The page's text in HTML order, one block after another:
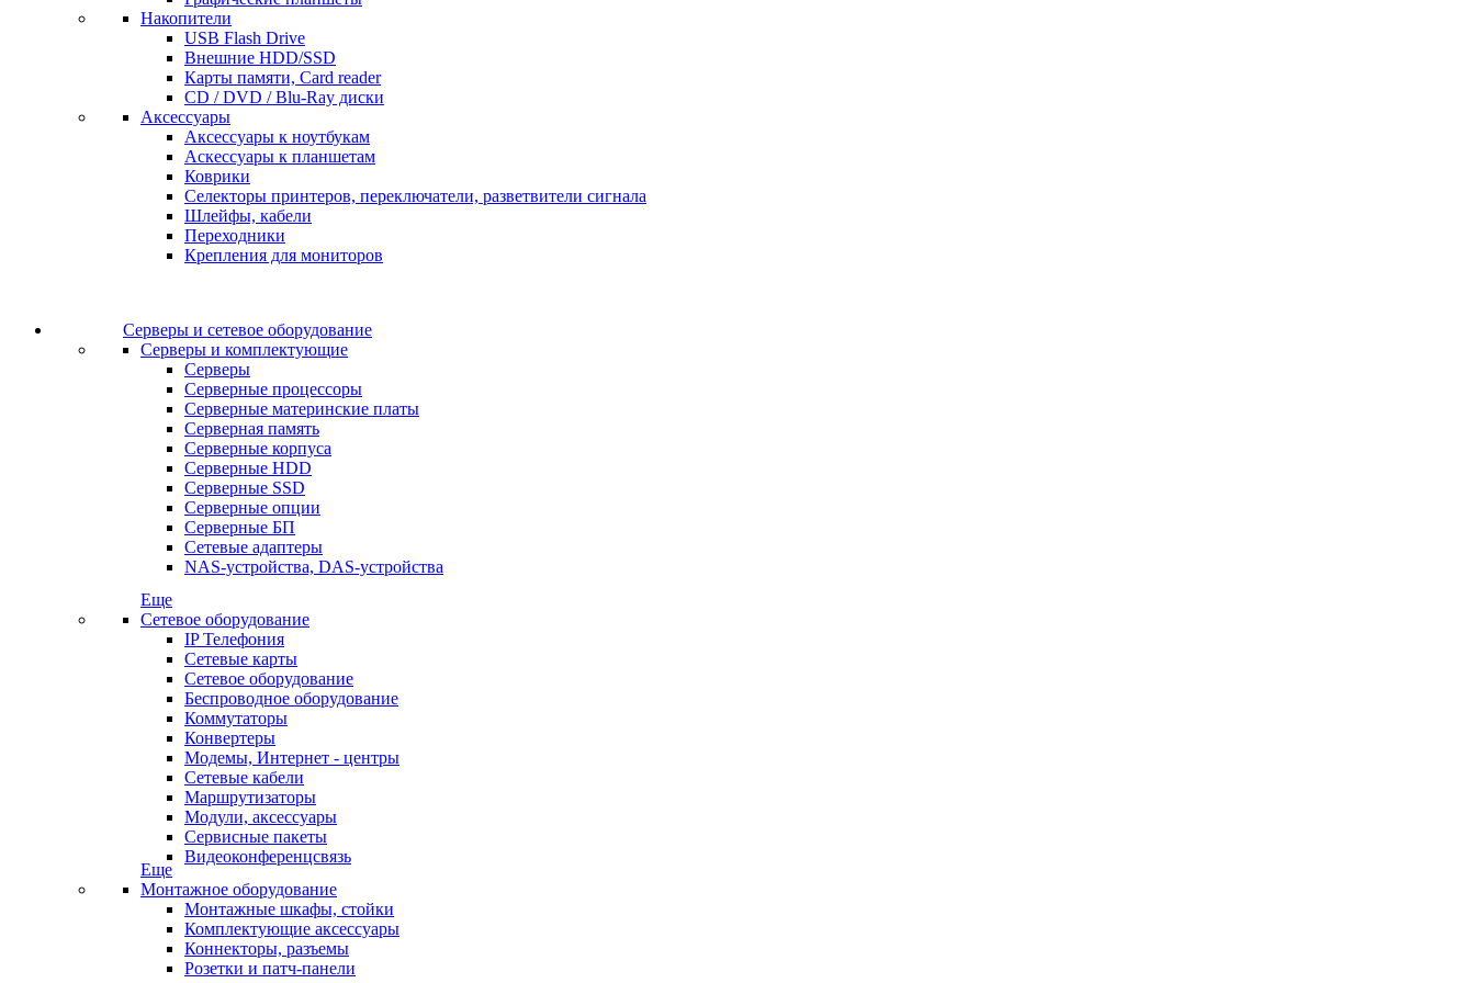
Накопители
USB Flash Drive
Внешние HDD/SSD
Карты памяти, Card reader
CD / DVD / Blu-Ray диски
Аксессуары
Аксессуары к ноутбукам
Аскессуары к планшетам
Коврики
Селекторы принтеров, переключатели, разветвители сигнала
Шлейфы, кабели
Переходники
Крепления для мониторов
Серверы и сетевое оборудование
Серверы и комплектующие
Серверы
Серверные процессоры
Серверные материнские платы
Серверная память
Серверные корпуса
Серверные HDD
Серверные SSD
Серверные опции
Серверные БП
Сетевые адаптеры
NAS-устройства, DAS-устройства
Еще
Сетевое оборудование
IP Телефония
Сетевые карты
Сетевое оборудование
Беспроводное оборудование
Коммутаторы
Конвертеры
Модемы, Интернет - центры
Сетевые кабели
Маршрутизаторы
Модули, аксессуары
Сервисные пакеты
Видеоконференцсвязь
Еще
Монтажное оборудование
Монтажные шкафы, стойки
Комплектующие аксессуары
Коннекторы, разъемы
Розетки и патч-панели